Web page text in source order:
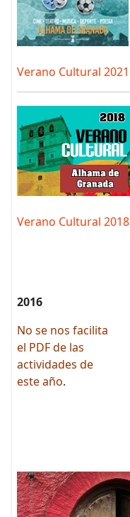
Verano Cultural 2021
Verano Cultural 2018
2016
No se nos facilita
el PDF de las
actividades de
este año.